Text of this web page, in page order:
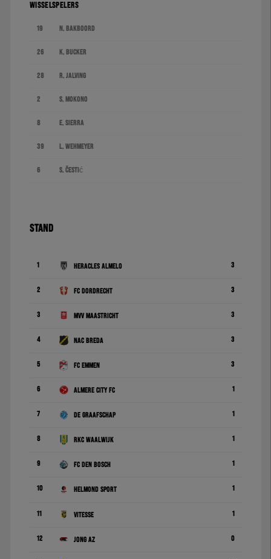
WISSELSPELERS
19 N. Bakboord
26 K. Bucker
28 R. Jalving
2 S. Mokono
8 E. Sierra
39 L. Wehmeyer
6 S. Čestić
STAND
1 Heracles Almelo 3
2 FC Dordrecht 3
3 MVV Maastricht 3
4 NAC Breda 3
5 FC Emmen 3
6 Almere City FC 1
7 De Graafschap 1
8 RKC Waalwijk 1
9 FC Den Bosch 1
10 Helmond Sport 1
11 Vitesse 1
12 Jong AZ 0